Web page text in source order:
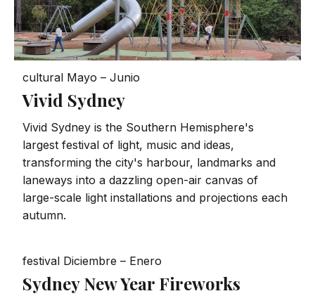
cultural Mayo – Junio
Vivid Sydney
Vivid Sydney is the Southern Hemisphere's
largest festival of light, music and ideas,
transforming the city's harbour, landmarks and
laneways into a dazzling open-air canvas of
large-scale light installations and projections each
autumn.
festival Diciembre – Enero
Sydney New Year Fireworks